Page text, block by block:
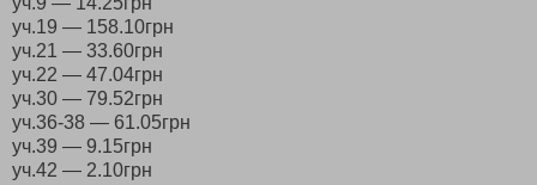
уч.19 — 158.10грн
уч.21 — 33.60грн
уч.22 — 47.04грн
уч.30 — 79.52грн
уч.36-38 — 61.05грн
уч.39 — 9.15грн
уч.42 — 2.10грн